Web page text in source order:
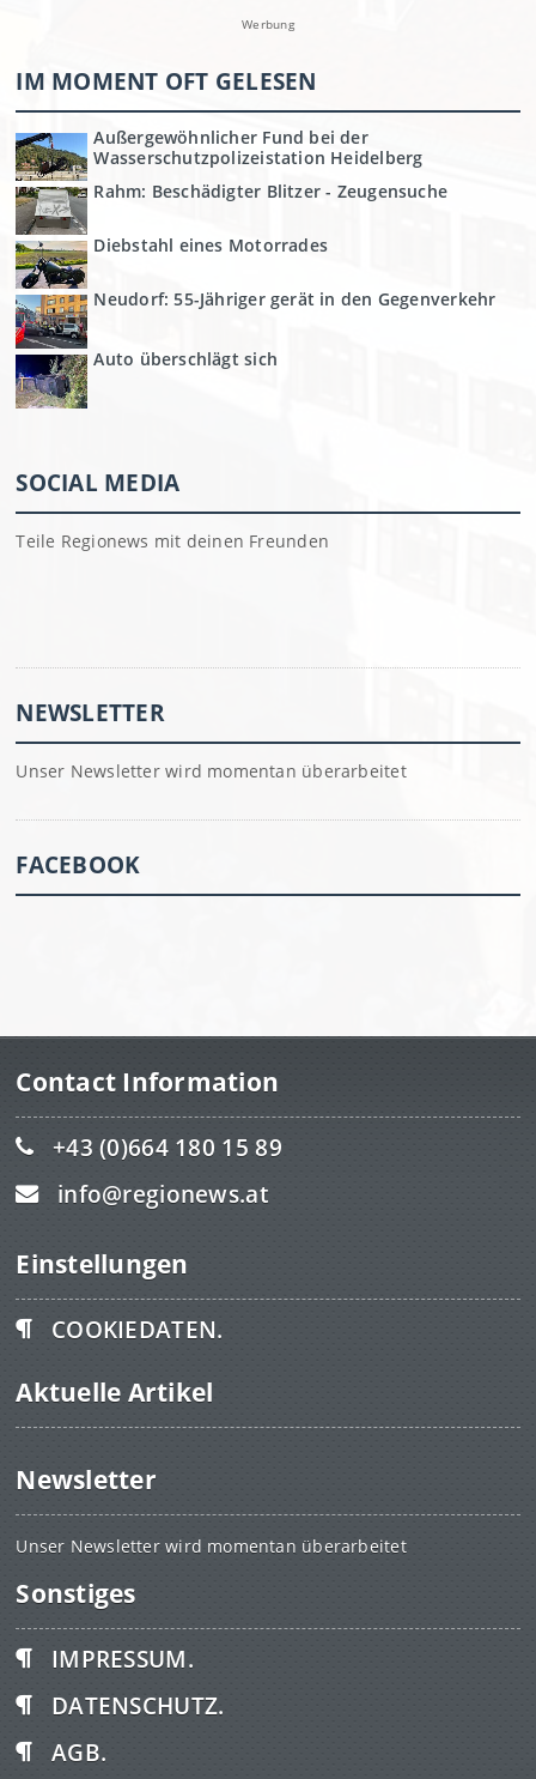
Werbung
IM MOMENT OFT GELESEN
Außergewöhnlicher Fund bei der
Wasserschutzpolizeistation Heidelberg
Rahm: Beschädigter Blitzer - Zeugensuche
Diebstahl eines Motorrades
Neudorf: 55-Jähriger gerät in den Gegenverkehr
Auto überschlägt sich
SOCIAL MEDIA
Teile Regionews mit deinen Freunden
NEWSLETTER
Unser Newsletter wird momentan überarbeitet
FACEBOOK
Contact Information
+43 (0)664 180 15 89
info@regionews.at
Einstellungen
COOKIEDATEN.
Aktuelle Artikel
Newsletter
Unser Newsletter wird momentan überarbeitet
Sonstiges
IMPRESSUM.
DATENSCHUTZ.
AGB.